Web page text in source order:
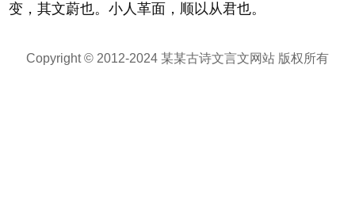
变，其文蔚也。小人革面，顺以从君也。
Copyright © 2012-2024 某某古诗文言文网站 版权所有